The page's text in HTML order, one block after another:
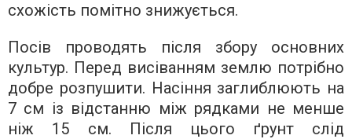
схожість помітно знижується.
Посів проводять після збору основних
культур. Перед висіванням землю потрібно
добре розпушити. Насіння заглиблюють на
7 см із відстанню між рядками не менше
ніж 15 см. Після цього ґрунт слід